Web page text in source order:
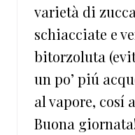
varietà di
schiacciate e
bitorzoluta
un po’ piú
al vapore, cosí
Buona